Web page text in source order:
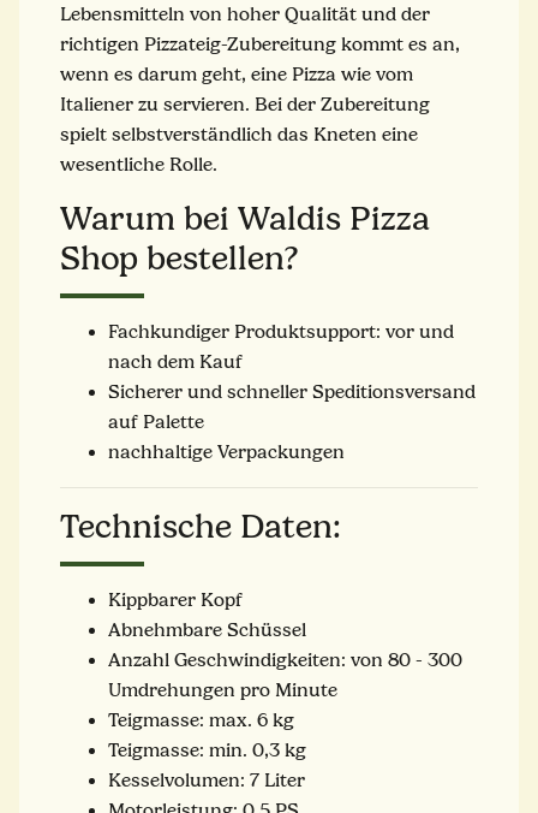
Lebensmitteln von hoher Qualität und der
richtigen Pizzateig-Zubereitung kommt es an,
wenn es darum geht, eine Pizza wie vom
Italiener zu servieren. Bei der Zubereitung
spielt selbstverständlich das Kneten eine
wesentliche Rolle.
Warum bei Waldis Pizza
Shop bestellen?
Fachkundiger Produktsupport: vor und
nach dem Kauf
Sicherer und schneller Speditionsversand
auf Palette
nachhaltige Verpackungen
Technische Daten:
Kippbarer Kopf
Abnehmbare Schüssel
Anzahl Geschwindigkeiten: von 80 - 300
Umdrehungen pro Minute
Teigmasse: max. 6 kg
Teigmasse: min. 0,3 kg
Kesselvolumen: 7 Liter